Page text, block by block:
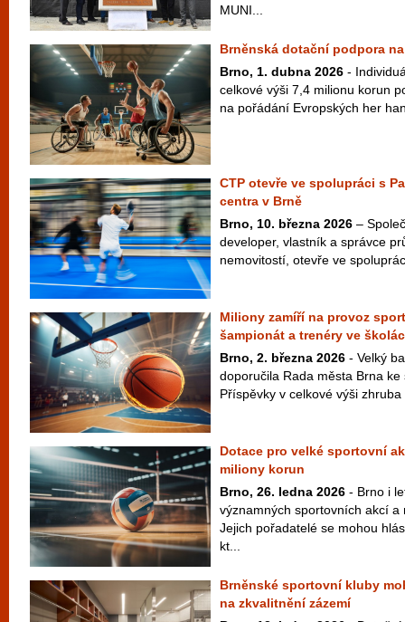
MUNI...
Brněnská dotační podpora
Brno, 1. dubna 2026 -
celkové výši 7,4 milionu korun
na pořádání Evropských her
CTP otevře ve spolupráci s
centra v Brně
Brno, 10. března 2026 –
developer, vlastník a správce
nemovitostí, otevře ve
Miliony zamíří na provoz
šampionát a trenéry ve
Brno, 2. března 2026 - Velký
doporučila Rada města Brna
Příspěvky v celkové výši
Dotace pro velké sportovní
miliony korun
Brno, 26. ledna 2026 - Brno i
významných sportovních akcí
Jejich pořadatelé se mohou
kt...
Brněnské sportovní kluby
na zkvalitnění zázemí